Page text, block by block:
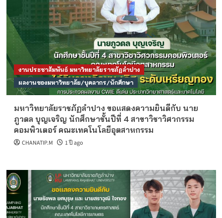
งานประชาสัมพันธ์ มหาวิทยาลัยราชภัฏลำปาง
ผลงานของมหาวิทยาลัย/บุคลากร/นักศึกษา
มหาวิทยาลัยราชภัฏลำปาง ขอแสดงความยินดีกับ นาย
ภูวดล บุญเจริญ นักศึกษาชั้นปีที่ 4 สาขาวิชาวิศวกรรม
คอมพิวเตอร์ คณะเทคโนโลยีอุตสาหกรรม
CHANATIP.M 1 ปี ago